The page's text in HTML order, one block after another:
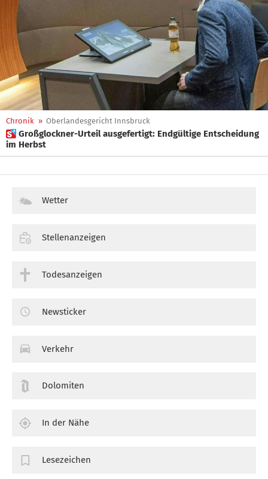
Chronik » Oberlandesgericht Innsbruck
 Großglockner-Urteil ausgefertigt: Endgültige Entscheidung
im Herbst
Wetter
Stellenanzeigen
Todesanzeigen
Newsticker
Verkehr
Dolomiten
In der Nähe
Lesezeichen